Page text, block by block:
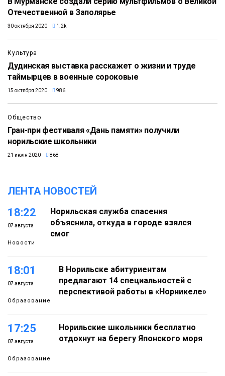
Отечественной в Заполярье
30 октября 2020 1.2k
Культура
Дудинская выставка расскажет о жизни и труде
таймырцев в военные сороковые
15 октября 2020 986
Общество
Гран-при фестиваля «Дань памяти» получили
норильские школьники
21 июля 2020 868
ЛЕНТА НОВОСТЕЙ
18:22
07 августа
Новости
Норильская служба спасения
объяснила, откуда в городе взялся
смог
18:01
07 августа
Образование
В Норильске абитуриентам
предлагают 14 специальностей с
перспективой работы в «Норникеле»
17:25
07 августа
Образование
Норильские школьники бесплатно
отдохнут на берегу Японского моря